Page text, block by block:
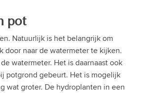
pot
Natuurlijk is het belangrijk om
naar de watermeter te kijken.
watermeter. Het is daarnaast ook
potgrond gebeurt. Het is mogelijk
wat groter. De hydroplanten in een